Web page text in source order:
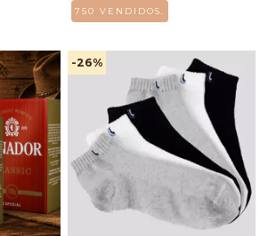
750 VENDIDOS.
-26%